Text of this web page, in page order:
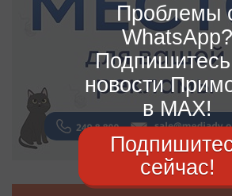
Проблемы
WhatsApp?
новости
в MAX!
сейчас!